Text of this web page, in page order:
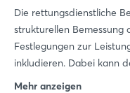
Die rettungsdienstliche
strukturellen Bemessung
Festlegungen zur
inkludieren. Dabei kann
rettungsdienstlichen
Mehr anzeigen